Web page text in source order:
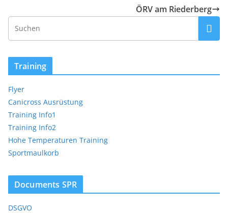
ÖRV am Riederberg
Training
Flyer
Canicross Ausrüstung
Training Info1
Training Info2
Hohe Temperaturen Training
Sportmaulkorb
Documents SPR
DSGVO